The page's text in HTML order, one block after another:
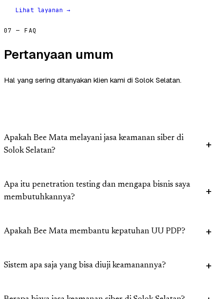
Lihat layanan →
07 — FAQ
Pertanyaan umum
Hal yang sering ditanyakan klien kami di Solok Selatan.
Apakah Bee Mata melayani jasa keamanan siber di
Solok Selatan?
Apa itu penetration testing dan mengapa bisnis saya
membutuhkannya?
Apakah Bee Mata membantu kepatuhan UU PDP?
Sistem apa saja yang bisa diuji keamanannya?